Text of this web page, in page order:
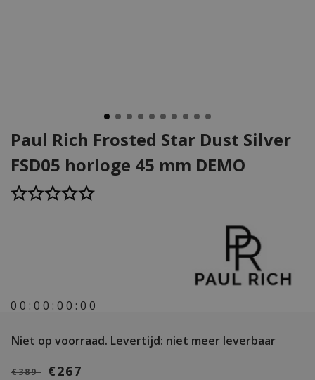
Paul Rich Frosted Star Dust Silver
FSD05 horloge 45 mm DEMO
0 0 : 0 0 : 0 0 : 0 0
Niet op voorraad. Levertijd: niet meer leverbaar
€389 €267